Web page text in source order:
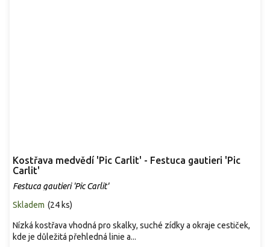
Kostřava medvědí 'Pic Carlit' - Festuca gautieri 'Pic
Carlit'
Festuca gautieri 'Pic Carlit'
Skladem (24 ks)
Nízká kostřava vhodná pro skalky, suché zídky a okraje cestiček,
kde je důležitá přehledná linie a...